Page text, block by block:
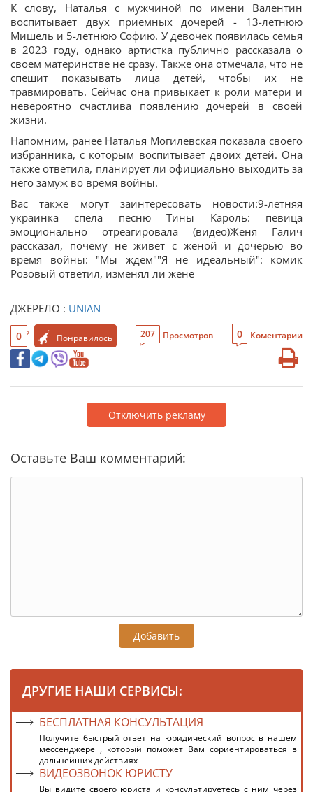
К слову, Наталья с мужчиной по имени Валентин
воспитывает двух приемных дочерей - 13-летнюю
Мишель и 5-летнюю Софию. У девочек появилась семья
в 2023 году, однако артистка публично рассказала о
своем материнстве не сразу. Также она отмечала, что не
спешит показывать лица детей, чтобы их не
травмировать. Сейчас она привыкает к роли матери и
невероятно счастлива появлению дочерей в своей
жизни.
Напомним, ранее Наталья Могилевская показала своего
избранника, с которым воспитывает двоих детей. Она
также ответила, планирует ли официально выходить за
него замуж во время войны.
Вас также могут заинтересовать новости:9-летняя
украинка спела песню Тины Кароль: певица
эмоционально отреагировала (видео)Женя Галич
рассказал, почему не живет с женой и дочерью во
время войны: "Мы ждем""Я не идеальный": комик
Розовый ответил, изменял ли жене
ДЖЕРЕЛО : UNIAN
0 Понравилось 207 Просмотров 0 Коментарии
Отключить рекламу
Оставьте Ваш комментарий:
Добавить
ДРУГИЕ НАШИ СЕРВИСЫ:
БЕСПЛАТНАЯ КОНСУЛЬТАЦИЯ
Получите быстрый ответ на юридический вопрос в нашем
мессенджере , который поможет Вам сориентироваться в
дальнейших действиях
ВИДЕОЗВОНОК ЮРИСТУ
Вы видите своего юриста и консультируетесь с ним через